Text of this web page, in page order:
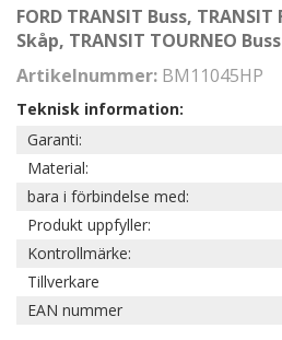
FORD TRANSIT Buss,
Skåp, TRANSIT TOURNEO Buss
Artikelnummer: BM11045HP
Teknisk information:
Garanti:
Material:
bara i förbindelse med:
Produkt uppfyller:
Kontrollmärke:
Tillverkare
EAN nummer